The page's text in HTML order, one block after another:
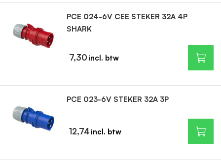
PCE 024-6V CEE STEKER 32A 4P
SHARK
7,30
PCE 023-6V STEKER 32A 3P
12,74